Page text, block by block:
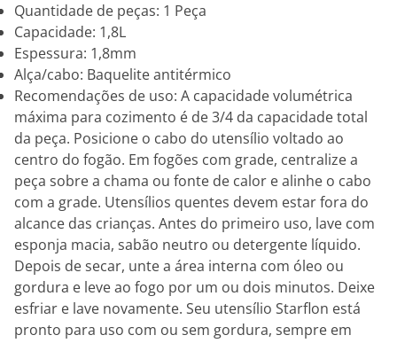
Quantidade de peças: 1 Peça
Capacidade: 1,8L
Espessura: 1,8mm
Alça/cabo: Baquelite antitérmico
Recomendações de uso: A capacidade volumétrica
máxima para cozimento é de 3/4 da capacidade total
da peça. Posicione o cabo do utensílio voltado ao
centro do fogão. Em fogões com grade, centralize a
peça sobre a chama ou fonte de calor e alinhe o cabo
com a grade. Utensílios quentes devem estar fora do
alcance das crianças. Antes do primeiro uso, lave com
esponja macia, sabão neutro ou detergente líquido.
Depois de secar, unte a área interna com óleo ou
gordura e leve ao fogo por um ou dois minutos. Deixe
esfriar e lave novamente. Seu utensílio Starflon está
pronto para uso com ou sem gordura, sempre em